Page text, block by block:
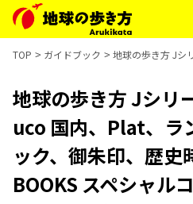
TOP ガイドブック 地球の歩き方 Jシ
地球の歩き方 Jシリ
uco 国内、Plat、ラ
ック、御朱印、歴史
BOOKS スペシャル